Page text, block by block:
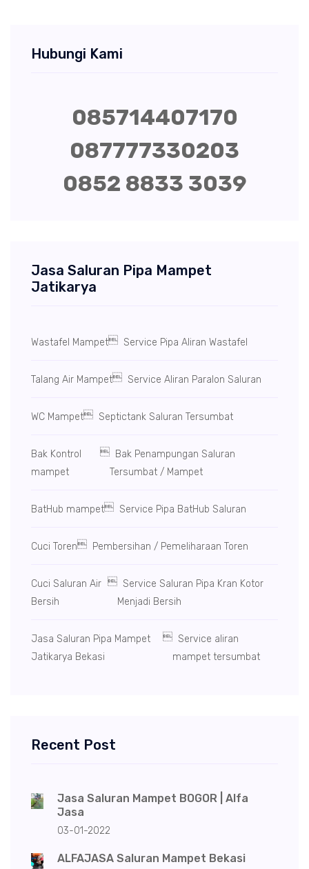
Hubungi Kami
085714407170
087777330203
0852 8833 3039
Jasa Saluran Pipa Mampet
Jatikarya
Wastafel Mampet Service Pipa Aliran Wastafel
Talang Air Mampet Service Aliran Paralon Saluran
WC Mampet Septictank Saluran Tersumbat
Bak Kontrol
mampet
 Bak Penampungan Saluran
Tersumbat / Mampet
BatHub mampet Service Pipa BatHub Saluran
Cuci Toren Pembersihan / Pemeliharaan Toren
Cuci Saluran Air
Bersih
Service Saluran Pipa Kran Kotor
Menjadi Bersih
Jasa Saluran Pipa Mampet
Jatikarya Bekasi
 Service aliran
mampet tersumbat
Recent Post
Jasa Saluran Mampet BOGOR | Alfa
Jasa
03-01-2022
ALFAJASA Saluran Mampet Bekasi